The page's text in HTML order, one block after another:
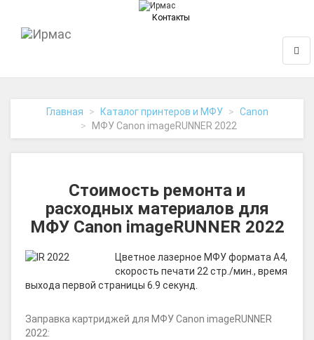
Контакты
Главная Каталог принтеров и МФУ
Canon
МФУ Canon imageRUNNER 2022
Стоимость ремонта и
расходных материалов для
МФУ Canon imageRUNNER 2022
Цветное лазерное МФУ формата A4,
скорость печати 22 стр./мин., время
выхода первой страницы 6.9 секунд.
Заправка картриджей для МФУ Canon imageRUNNER
2022: